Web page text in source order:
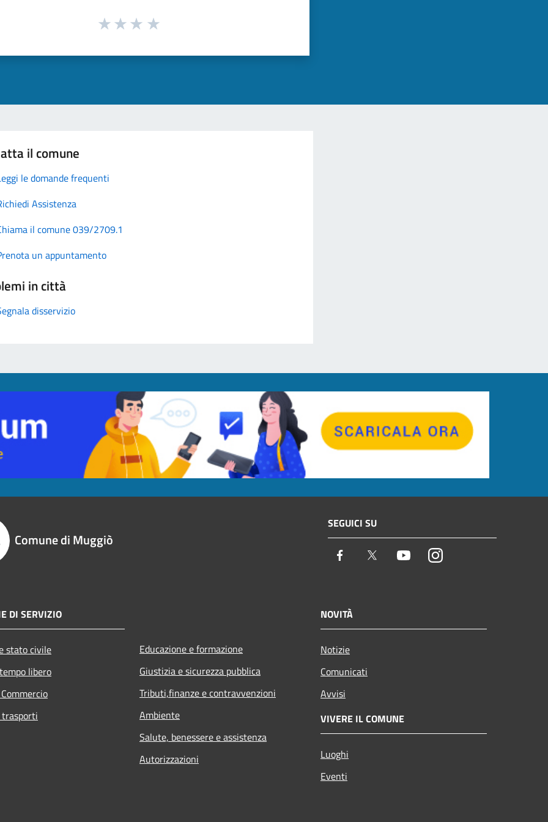
il comune
le domande frequenti
Assistenza
il comune 039/2709.1
un appuntamento
in città
disservizio
Comune di Muggiò
SEGUICI SU
Facebook Twitter YoutubeInstagram
DI SERVIZIO
stato civile
libero
Educazione e formazione
Giustizia e sicurezza pubblica
Tributi,finanze e contravvenzioni
Ambiente
Salute, benessere e assistenza
Autorizzazioni
NOVITÀ
Notizie
Comunicati
Avvisi
VIVERE IL COMUNE
Luoghi
Eventi